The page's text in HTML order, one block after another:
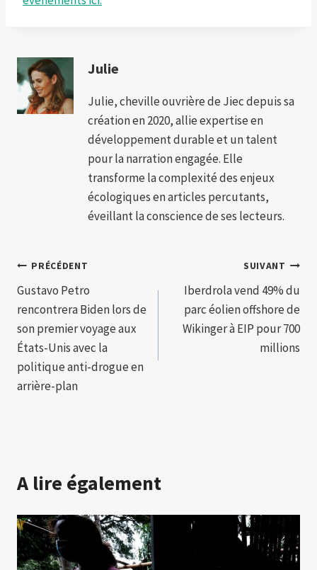
Julie
Julie, cheville ouvrière de Jiec depuis sa
création en 2020, allie expertise en
développement durable et un talent
pour la narration engagée. Elle
transforme la complexité des enjeux
écologiques en articles percutants,
éveillant la conscience de ses lecteurs.
Navigation
de
l’article
PRÉCÉDENT
Gustavo Petro
rencontrera Biden lors de
son premier voyage aux
États-Unis avec la
politique anti-drogue en
arrière-plan
SUIVANT
Iberdrola vend 49% du
parc éolien offshore de
Wikinger à EIP pour 700
millions
A lire également